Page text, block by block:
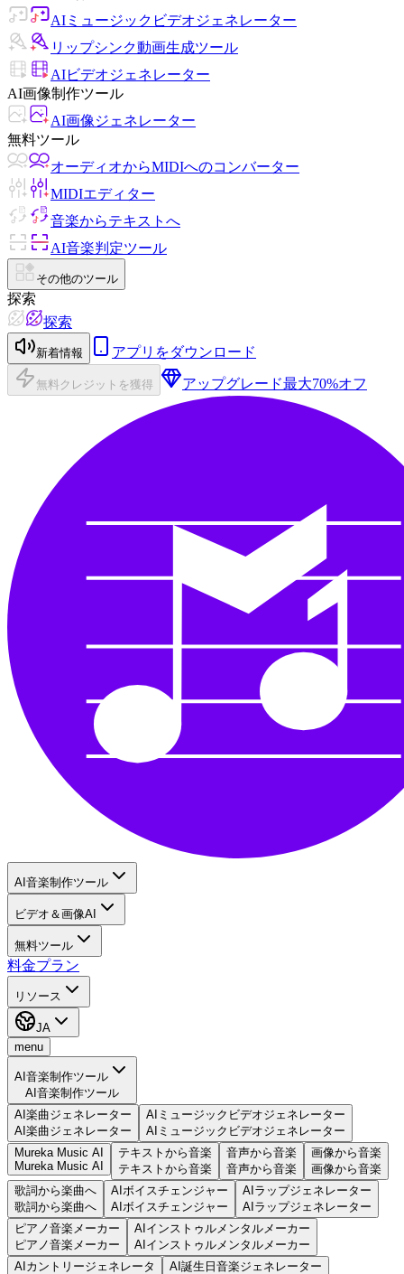
AIミュージックビデオジェネレーター
リップシンク動画生成ツール
AIビデオジェネレーター
AI画像制作ツール
AI画像ジェネレーター
無料ツール
オーディオからMIDIへのコンバーター
MIDIエディター
音楽からテキストへ
AI音楽判定ツール
その他のツール
探索
探索
新着情報 アプリをダウンロード
無料クレジットを獲得 アップグレード最大70%オフ
AI音楽制作ツール
ビデオ＆画像AI
無料ツール
料金プラン
リソース
JA
menu
AI音楽制作ツール
AI音楽制作ツール
AI楽曲ジェネレーター
AI楽曲ジェネレーター
AIミュージックビデオジェネレーター
AIミュージックビデオジェネレーター
Mureka Music AI
Mureka Music AI
テキストから音楽
テキストから音楽
音声から音楽
音声から音楽
画像から音楽
画像から音楽
歌詞から楽曲へ
歌詞から楽曲へ
AIボイスチェンジャー
AIボイスチェンジャー
AIラップジェネレーター
AIラップジェネレーター
ピアノ音楽メーカー
ピアノ音楽メーカー
AIインストゥルメンタルメーカー
AIインストゥルメンタルメーカー
AIカントリージェネレータ
AI誕生日音楽ジェネレーター